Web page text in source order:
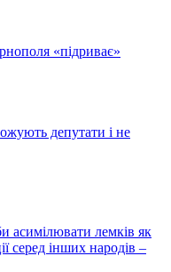
«підриває»
депутати і не
асимілювати лемків як
серед інших народів –